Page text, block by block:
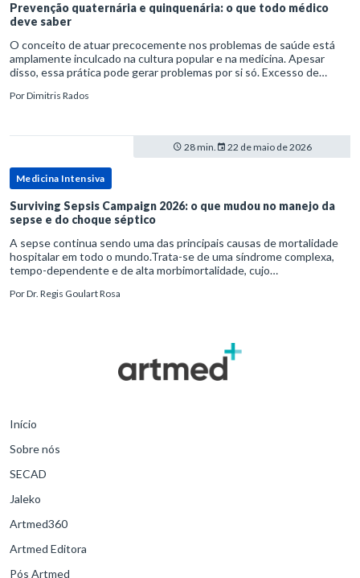
Prevenção quaternária e quinquenária: o que todo médico
deve saber
O conceito de atuar precocemente nos problemas de saúde está
amplamente inculcado na cultura popular e na medicina. Apesar
disso, essa prática pode gerar problemas por si só. Excesso de
PorDimitris Rados
28 min. 22 de maio de 2026
Medicina Intensiva
Surviving Sepsis Campaign 2026: o que mudou no manejo da
sepse e do choque séptico
A sepse continua sendo uma das principais causas de mortalidade
hospitalar em todo o mundo.Trata-se de uma síndrome complexa,
tempo-dependente e de alta morbimortalidade, cujo
para o desfe
PorDr. Regis Goulart Rosa
Início
Sobre nós
SECAD
Jaleko
Artmed360
Artmed Editora
Pós Artmed